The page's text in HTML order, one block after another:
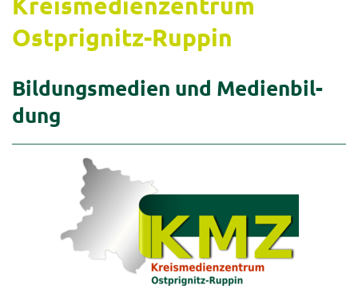
Ostprignitz-​Ruppin
Bil­dungs­me­di­en und Me­di­en­bil­
dung